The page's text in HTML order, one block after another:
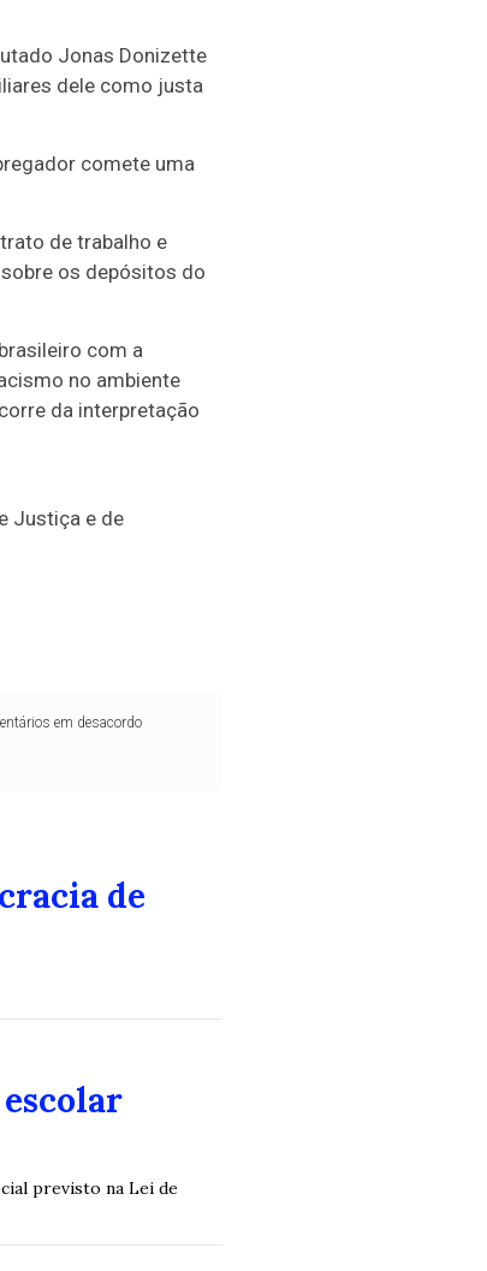
Jonas Donizette
dele como justa
comete uma
de trabalho e
os depósitos do
com a
no ambiente
da interpretação
Justiça e de
em desacordo
de
previsto na Lei de